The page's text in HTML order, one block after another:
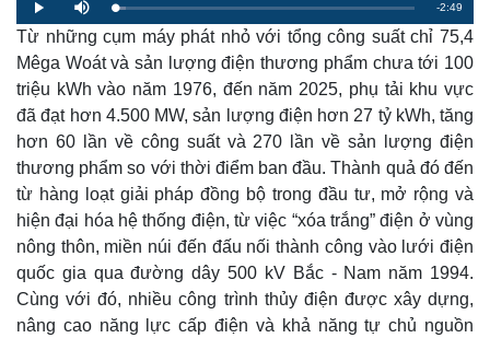
P
l
a
M
u
t
e
L
o
a
d
e
d
3
.
6
0
%
R
n
g
T
-2:49
Từ những cụm máy phát nhỏ với tổng công suất chỉ 75,4
Mêga Woát và sản lượng điện thương phẩm chưa tới 100
triệu kWh vào năm 1976, đến năm 2025, phụ tải khu vực
đã đạt hơn 4.500 MW, sản lượng điện hơn 27 tỷ kWh, tăng
hơn 60 lần về công suất và 270 lần về sản lượng điện
thương phẩm so với thời điểm ban đầu. Thành quả đó đến
từ hàng loạt giải pháp đồng bộ trong đầu tư, mở rộng và
hiện đại hóa hệ thống điện, từ việc “xóa trắng” điện ở vùng
nông thôn, miền núi đến đấu nối thành công vào lưới điện
quốc gia qua đường dây 500 kV Bắc - Nam năm 1994.
Cùng với đó, nhiều công trình thủy điện được xây dựng,
nâng cao năng lực cấp điện và khả năng tự chủ nguồn